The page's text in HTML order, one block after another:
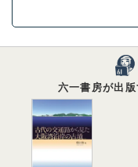
六一書房が出